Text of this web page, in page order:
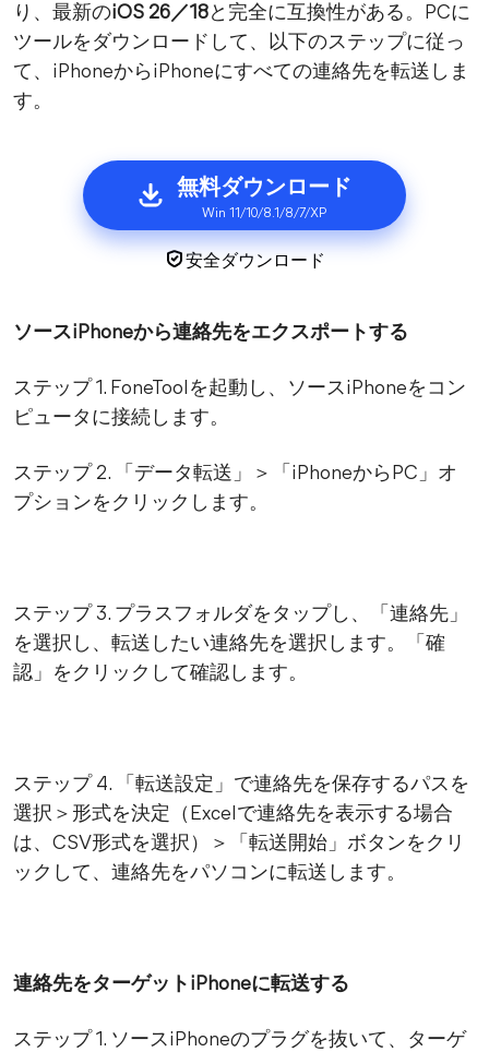
り、最新のiOS 26／18と完全に互換性がある。PCに
ツールをダウンロードして、以下のステップに従っ
て、iPhoneからiPhoneにすべての連絡先を転送しま
す。
無料ダウンロード
Win 11/10/8.1/8/7/XP
安全ダウンロード
ソースiPhoneから連絡先をエクスポートする
ステップ 1. FoneToolを起動し、ソースiPhoneをコン
ピュータに接続します。
ステップ 2. 「データ転送」＞「iPhoneからPC」オ
プションをクリックします。
ステップ 3. プラスフォルダをタップし、「連絡先」
を選択し、転送したい連絡先を選択します。「確
認」をクリックして確認します。
ステップ 4. 「転送設定」で連絡先を保存するパスを
選択＞形式を決定（Excelで連絡先を表示する場合
は、CSV形式を選択）＞「転送開始」ボタンをクリ
ックして、連絡先をパソコンに転送します。
連絡先をターゲットiPhoneに転送する
ステップ 1. ソースiPhoneのプラグを抜いて、ターゲ